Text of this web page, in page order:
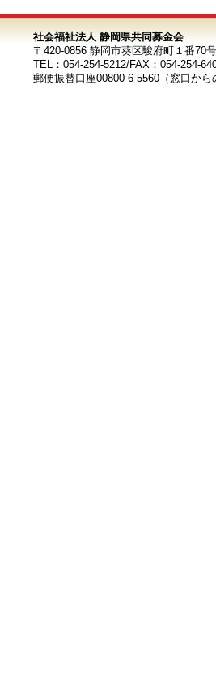
社会福祉法人 静岡県共同募金会
〒420-0856 静岡市葵区駿府町１番70
TEL：054-254-5212/FAX：054-254-
郵便振替口座00800-6-5560（窓口から